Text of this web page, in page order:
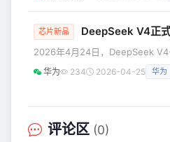
的鸿蒙智行春季新品发布会上，
列。其中尚界Z7、尚界Z7T、问
全新一
芯片新品 DeepSeek V4正式发布
2026年4月24日，DeepSeek
Flash正式发布并开源，模型上下
直同步支持DeepSeek系列模型，
协同，实现昇
华为 234 2026-04-25 华为
评论区 (0)